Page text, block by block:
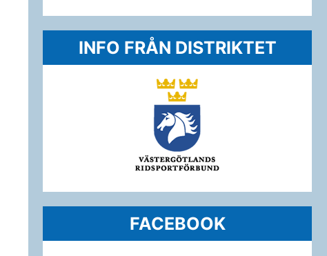
INFO FRÅN DISTRIKTET
FACEBOOK